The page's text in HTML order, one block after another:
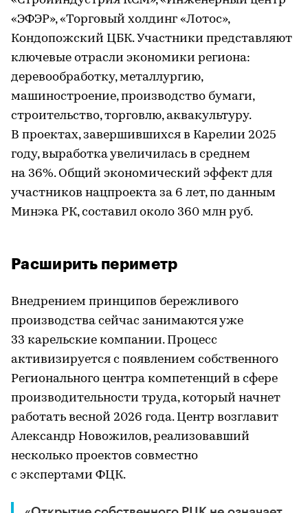
«ЭФЭР», «Торговый холдинг «Лотос»,
Кондопожский ЦБК. Участники представляют
ключевые отрасли экономики региона:
деревообработку, металлургию,
машиностроение, производство бумаги,
строительство, торговлю, аквакультуру.
В проектах, завершившихся в Карелии 2025
году, выработка увеличилась в среднем
на 36%. Общий экономический эффект для
участников нацпроекта за 6 лет, по данным
Минэка РК, составил около 360 млн руб.
Расширить периметр
Внедрением принципов бережливого
производства сейчас занимаются уже
33 карельские компании. Процесс
активизируется с появлением собственного
Регионального центра компетенций в сфере
производительности труда, который начнет
работать весной 2026 года. Центр возглавит
Александр Новожилов, реализовавший
несколько проектов совместно
с экспертами ФЦК.